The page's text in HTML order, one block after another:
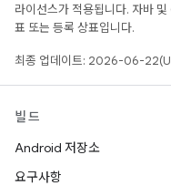
라이선스가 적용됩니다. 자바
표 또는 등록 상표입니다.
최종 업데이트: 2026-06-
빌드
Android 저장소
요구사항